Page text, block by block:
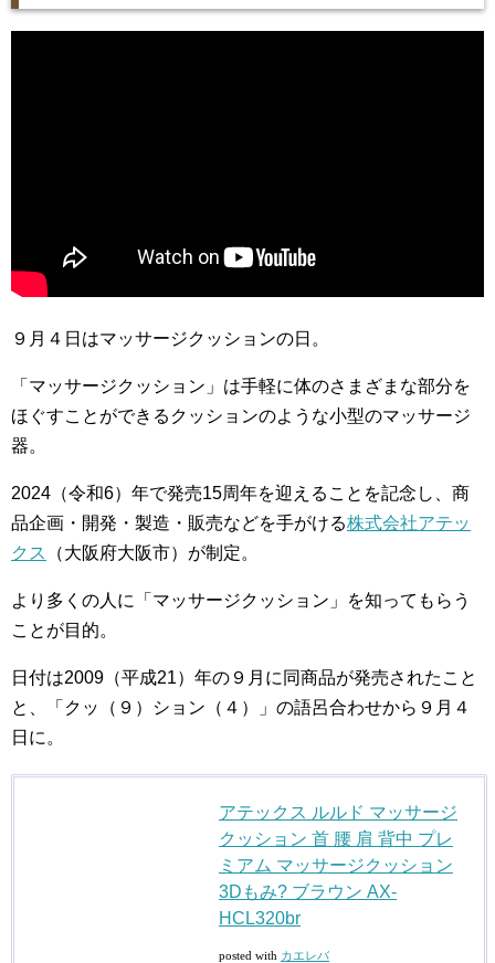
９月４日はマッサージクッションの日。
「マッサージクッション」は手軽に体のさまざまな部分を
ほぐすことができるクッションのような小型のマッサージ
器。
2024（令和6）年で発売15周年を迎えることを記念し、商
品企画・開発・製造・販売などを手がける株式会社アテッ
クス
（大阪府大阪市）が制定。
より多くの人に「マッサージクッション」を知ってもらう
ことが目的。
日付は2009（平成21）年の９月に同商品が発売されたこと
と、「クッ（９）ション（４）」の語呂合わせから９月４
日に。
アテックス ルルド マッサージ
クッション 首 腰 肩 背中 プレ
ミアム マッサージクッション
3Dもみ? ブラウン AX-
HCL320br
posted with カエレバ